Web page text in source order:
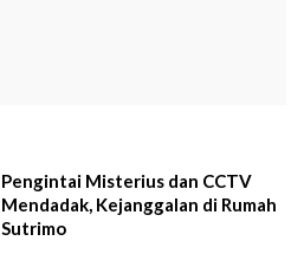
Pengintai Misterius dan CCTV
Mendadak, Kejanggalan di Rumah
Sutrimo